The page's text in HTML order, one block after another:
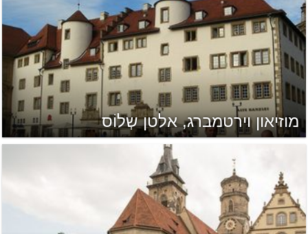
מוזיאון וירטמברג, אלטן שְלוֹס